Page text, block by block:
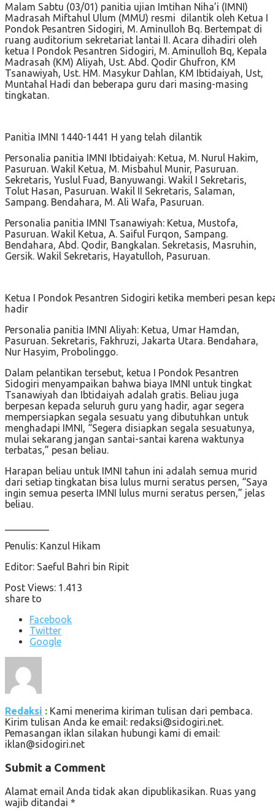
Malam Sabtu (03/01) panitia ujian Imtihan Niha’i (IMNI)
Madrasah Miftahul Ulum (MMU) resmi dilantik oleh Ketua I
Pondok Pesantren Sidogiri, M. Aminulloh Bq. Bertempat di
ruang auditorium sekretariat lantai II. Acara dihadiri oleh
ketua I Pondok Pesantren Sidogiri, M. Aminulloh Bq, Kepala
Madrasah (KM) Aliyah, Ust. Abd. Qodir Ghufron, KM
Tsanawiyah, Ust. HM. Masykur Dahlan, KM Ibtidaiyah, Ust,
Muntahal Hadi dan beberapa guru dari masing-masing
tingkatan.
Panitia IMNI 1440-1441 H yang telah dilantik
Personalia panitia IMNI Ibtidaiyah: Ketua, M. Nurul Hakim,
Pasuruan. Wakil Ketua, M. Misbahul Munir, Pasuruan.
Sekretaris, Yuslul Fuad, Banyuwangi. Wakil I Sekretaris,
Tolut Hasan, Pasuruan. Wakil II Sekretaris, Salaman,
Sampang. Bendahara, M. Ali Wafa, Pasuruan.
Personalia panitia IMNI Tsanawiyah: Ketua, Mustofa,
Pasuruan. Wakil Ketua, A. Saiful Furqon, Sampang.
Bendahara, Abd. Qodir, Bangkalan. Sekretasis, Masruhin,
Gersik. Wakil Sekretaris, Hayatulloh, Pasuruan.
Ketua I Pondok Pesantren Sidogiri ketika memberi pesan
hadir
Personalia panitia IMNI Aliyah: Ketua, Umar Hamdan,
Pasuruan. Sekretaris, Fakhruzi, Jakarta Utara. Bendahara,
Nur Hasyim, Probolinggo.
Dalam pelantikan tersebut, ketua I Pondok Pesantren
Sidogiri menyampaikan bahwa biaya IMNI untuk tingkat
Tsanawiyah dan Ibtidaiyah adalah gratis. Beliau juga
berpesan kepada seluruh guru yang hadir, agar segera
mempersiapkan segala sesuatu yang dibutuhkan untuk
menghadapi IMNI, “Segera disiapkan segala sesuatunya,
mulai sekarang jangan santai-santai karena waktunya
terbatas,” pesan beliau.
Harapan beliau untuk IMNI tahun ini adalah semua murid
dari setiap tingkatan bisa lulus murni seratus persen, “Saya
ingin semua peserta IMNI lulus murni seratus persen,” jelas
beliau.
Penulis: Kanzul Hikam
Editor: Saeful Bahri bin Ripit
Post Views: 1.413
share to
Facebook
Twitter
Google
Redaksi : Kami menerima kiriman tulisan dari pembaca.
Kirim tulisan Anda ke email: redaksi@sidogiri.net.
Pemasangan iklan silakan hubungi kami di email:
iklan@sidogiri.net
Submit a Comment
Alamat email Anda tidak akan dipublikasikan. Ruas yang
wajib ditandai *